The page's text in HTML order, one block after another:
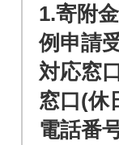
1.寄附
例申請
対応窓
窓口(休
電話番